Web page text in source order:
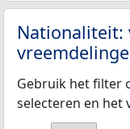
Nationaliteit:
Gebruik het filter
selecteren en het